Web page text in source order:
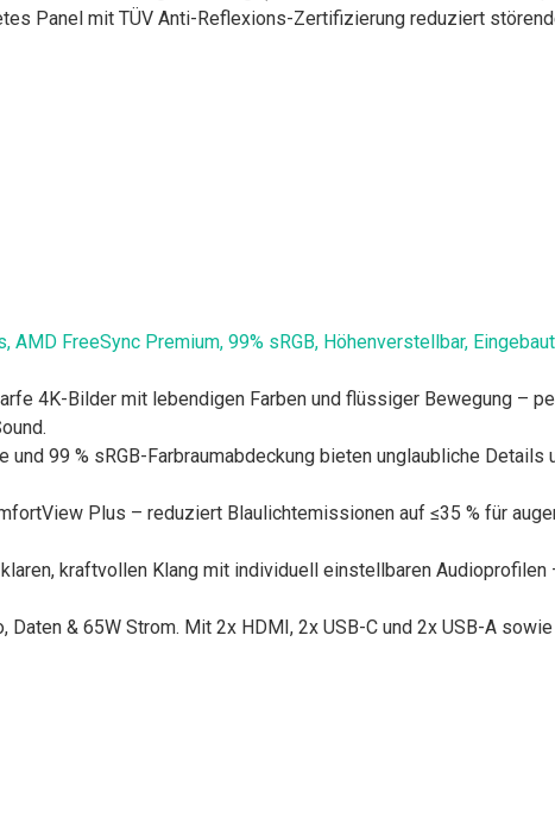
Panel mit TÜV Anti-Reflexions-Zertifizierung reduziert
FreeSync Premium, 99% sRGB, Höhenverstellbar,
4K-Bilder mit lebendigen Farben und flüssiger Bewegung –
und 99 % sRGB-Farbraumabdeckung bieten unglaubliche Details
Plus – reduziert Blaulichtemissionen auf ≤35 % für
klaren, kraftvollen Klang mit individuell einstellbaren
& 65W Strom. Mit 2x HDMI, 2x USB-C und 2x USB-A